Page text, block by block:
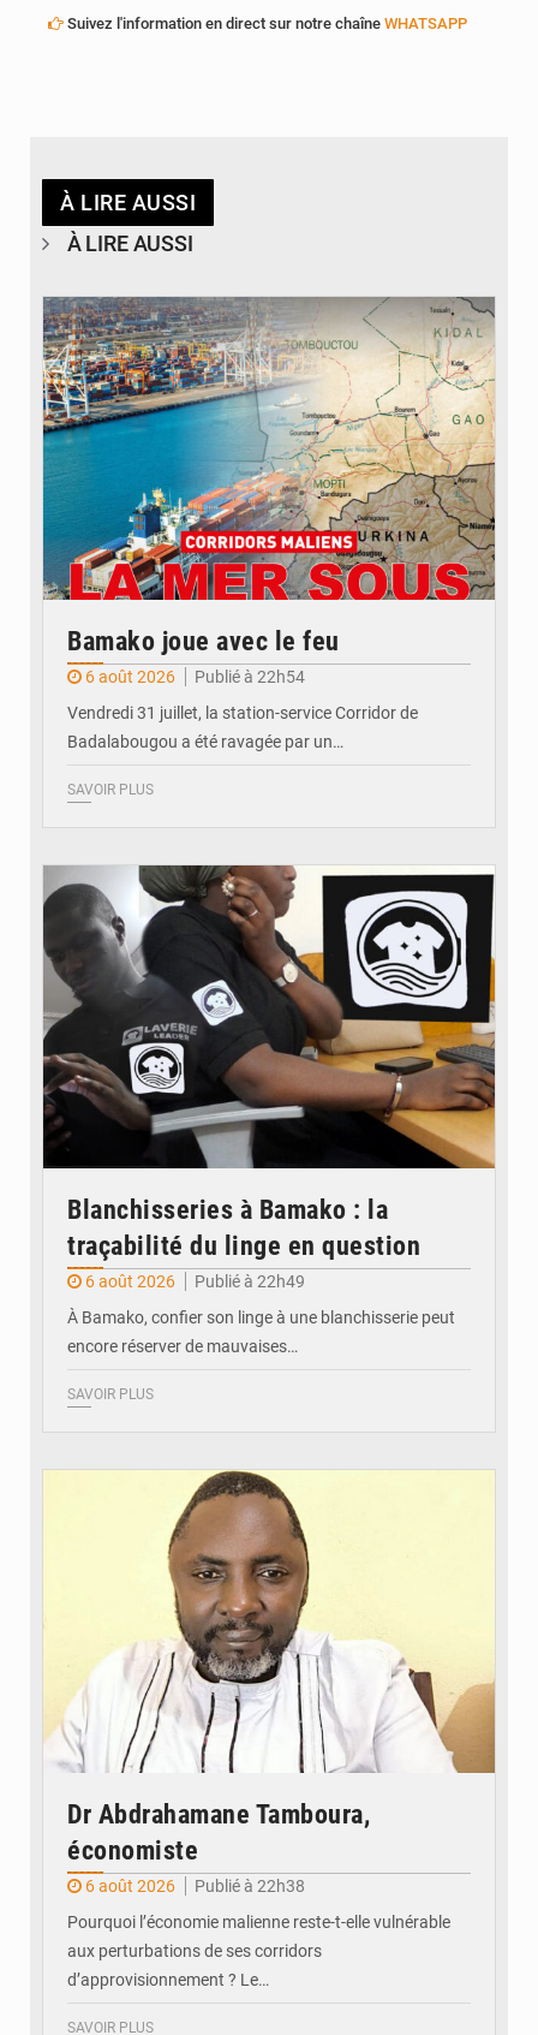
Suivez l'information en direct sur notre chaîne WHATSAPP
À LIRE AUSSI
À LIRE AUSSI
© JDM
Bamako joue avec le feu
6 août 2026
Publié à 22h54
Vendredi 31 juillet, la station-service Corridor de
Badalabougou a été ravagée par un…
SAVOIR PLUS
Blanchisseries à Bamako : la
traçabilité du linge en question
6 août 2026
Publié à 22h49
À Bamako, confier son linge à une blanchisserie peut
encore réserver de mauvaises…
SAVOIR PLUS
Dr Abdrahamane Tamboura,
économiste
6 août 2026
Publié à 22h38
Pourquoi l’économie malienne reste-t-elle vulnérable
aux perturbations de ses corridors
d’approvisionnement ? Le…
SAVOIR PLUS